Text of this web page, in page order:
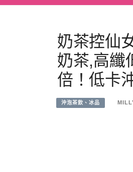
奶茶控仙
奶茶,高纖
倍！低卡
沖泡茶飲、冰品